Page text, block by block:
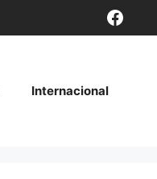
Internacional